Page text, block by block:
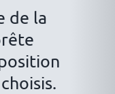
de la